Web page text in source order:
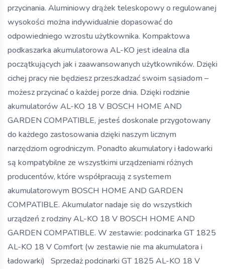
przycinania. Aluminiowy drążek teleskopowy o regulowanej
wysokości można indywidualnie dopasować do
odpowiedniego wzrostu użytkownika. Kompaktowa
podkaszarka akumulatorowa AL-KO jest idealna dla
początkujących jak i zaawansowanych użytkowników. Dzięki
cichej pracy nie będziesz przeszkadzać swoim sąsiadom –
możesz przycinać o każdej porze dnia. Dzięki rodzinie
akumulatorów AL-KO 18 V BOSCH HOME AND
GARDEN COMPATIBLE, jesteś doskonale przygotowany
do każdego zastosowania dzięki naszym licznym
narzędziom ogrodniczym. Ponadto akumulatory i ładowarki
są kompatybilne ze wszystkimi urządzeniami różnych
producentów, które współpracują z systemem
akumulatorowym BOSCH HOME AND GARDEN
COMPATIBLE. Akumulator nadaje się do wszystkich
urządzeń z rodziny AL-KO 18 V BOSCH HOME AND
GARDEN COMPATIBLE. W zestawie: podcinarka GT 1825
AL-KO 18 V Comfort (w zestawie nie ma akumulatora i
ładowarki) Sprzedaż podcinarki GT 1825 AL-KO 18 V